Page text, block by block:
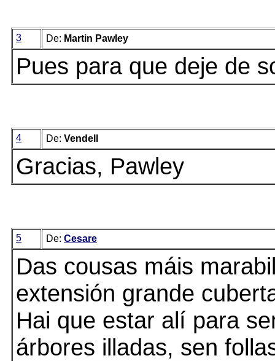
3 De: Martin Pawley
Pues para que deje de
4 De: Vendell
Gracias, Pawley
5 De: Cesare
Das cousas máis
extensión grande
Hai que estar alí para
árbores illadas, sen